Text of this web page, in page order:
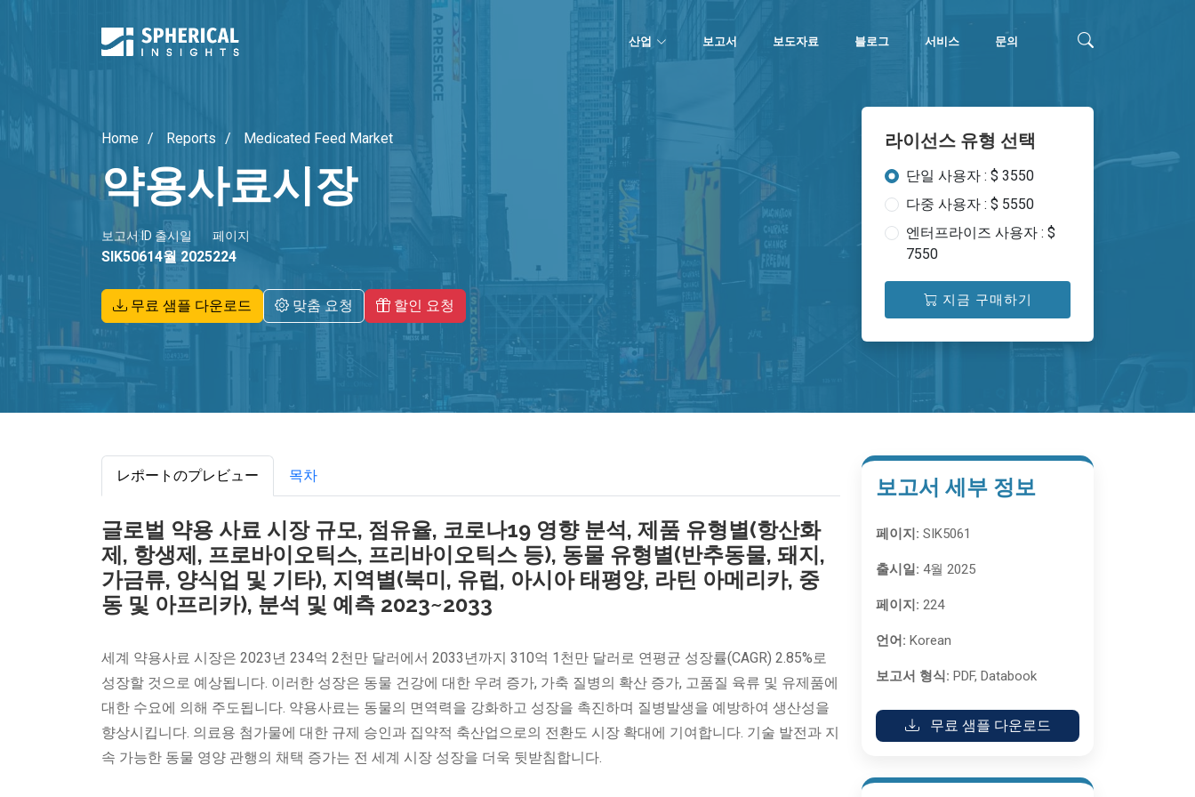
산업 보고서 보도자료 블로그 서비스 문의
Home Reports Medicated Feed Market
약용사료시장
보고서 ID
SIK5061
출시일
4월 2025
페이지
224
무료 샘플 다운로드 맞춤 요청 할인 요청
라이선스 유형 선택
단일 사용자 : $ 3550
다중 사용자 : $ 5550
엔터프라이즈 사용자 : $
7550
지금 구매하기
レポートのプレビュー 목차
글로벌 약용 사료 시장 규모, 점유율, 코로나19 영향 분석, 제품 유형별(항산화
제, 항생제, 프로바이오틱스, 프리바이오틱스 등), 동물 유형별(반추동물, 돼지,
가금류, 양식업 및 기타), 지역별(북미, 유럽, 아시아 태평양, 라틴 아메리카, 중
동 및 아프리카), 분석 및 예측 2023~2033
세계 약용사료 시장은 2023년 234억 2천만 달러에서 2033년까지 310억 1천만 달러로 연평균 성장률(CAGR) 2.85%로
성장할 것으로 예상됩니다. 이러한 성장은 동물 건강에 대한 우려 증가, 가축 질병의 확산 증가, 고품질 육류 및 유제품에
대한 수요에 의해 주도됩니다. 약용사료는 동물의 면역력을 강화하고 성장을 촉진하며 질병발생을 예방하여 생산성을
향상시킵니다. 의료용 첨가물에 대한 규제 승인과 집약적 축산업으로의 전환도 시장 확대에 기여합니다. 기술 발전과 지
속 가능한 동물 영양 관행의 채택 증가는 전 세계 시장 성장을 더욱 뒷받침합니다.
보고서 세부 정보
페이지: SIK5061
출시일: 4월 2025
페이지: 224
언어: Korean
보고서 형식: PDF, Databook
무료 샘플 다운로드